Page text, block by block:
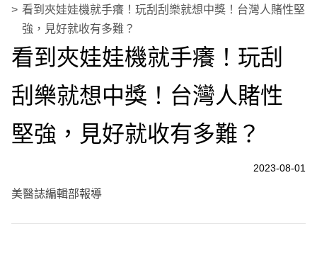
看到夾娃娃機就手癢！玩刮刮樂就想中獎！台灣人賭性堅
強，見好就收有多難？
看到夾娃娃機就手癢！玩刮
刮樂就想中獎！台灣人賭性
堅強，見好就收有多難？
2023-08-01
美醫誌編輯部報導